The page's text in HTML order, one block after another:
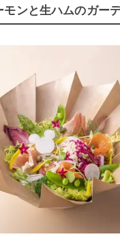
ンと生ハムのガー